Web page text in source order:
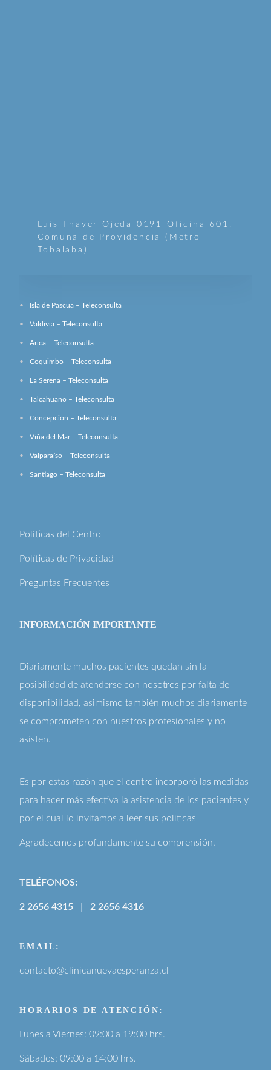
Luis Thayer Ojeda 0191 Oficina 601,
Comuna de Providencia (Metro
Tobalaba)
Isla de Pascua – Teleconsulta
Valdivia – Teleconsulta
Arica – Teleconsulta
Coquimbo – Teleconsulta
La Serena – Teleconsulta
Talcahuano – Teleconsulta
Concepción – Teleconsulta
Viña del Mar – Teleconsulta
Valparaíso – Teleconsulta
Santiago – Teleconsulta
Políticas del Centro
Políticas de Privacidad
Preguntas Frecuentes
INFORMACIÓN IMPORTANTE
Diariamente muchos pacientes quedan sin la
posibilidad de atenderse con nosotros por falta de
disponibilidad, asimismo también muchos diariamente
se comprometen con nuestros profesionales y no
asisten.
Es por estas razón que el centro incorporó las medidas
para hacer más efectiva la asistencia de los pacientes y
por el cual lo invitamos a leer sus politicas
Agradecemos profundamente su comprensión.
TELÉFONOS:
2 2656 4315 2 2656 4316
EMAIL:
contacto@clinicanuevaesperanza.cl
HORARIOS DE ATENCIÓN:
Lunes a Viernes: 09:00 a 19:00 hrs.
Sábados: 09:00 a 14:00 hrs.